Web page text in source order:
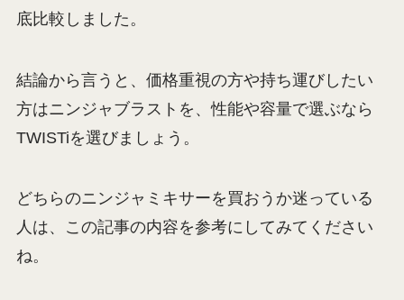
底比較しました。
結論から言うと、価格重視の方や持ち運びしたい
方はニンジャブラストを、性能や容量で選ぶなら
TWISTiを選びましょう。
どちらのニンジャミキサーを買おうか迷っている
人は、この記事の内容を参考にしてみてください
ね。